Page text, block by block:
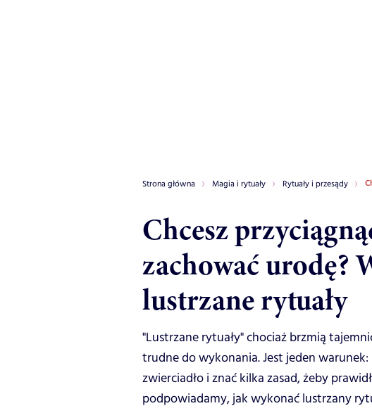
Strona główna Magia i rytuały Rytuały i przesądy
Chcesz
zachować urodę?
lustrzane rytuały
"Lustrzane rytuały" chociaż brzmią
trudne do wykonania. Jest jeden
zwierciadło i znać kilka zasad, żeby
podpowiadamy, jak wykonać lustrzany